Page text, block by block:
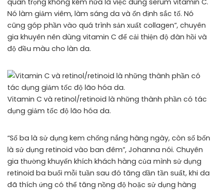
quan trọng không kém nữa là việc dùng serum vitamin C.
Nó làm giảm viêm, làm sáng da và ổn định sắc tố. Nó
cũng góp phần vào quá trình sản xuất collagen”, chuyên
gia khuyên nên dùng vitamin C để cải thiện độ đàn hồi và
độ đều màu cho làn da.
Vitamin C và retinol/retinoid là những thành phần có tác
dụng giảm tốc độ lão hóa da.
“Số ba là sử dụng kem chống nắng hàng ngày, còn số bốn
là sử dụng retinoid vào ban đêm”, Johanna nói. Chuyên
gia thường khuyến khích khách hàng của mình sử dụng
retinoid ba buổi mỗi tuần sau đó tăng dần tần suất, khi da
đã thích ứng có thể tăng nồng độ hoặc sử dụng hàng